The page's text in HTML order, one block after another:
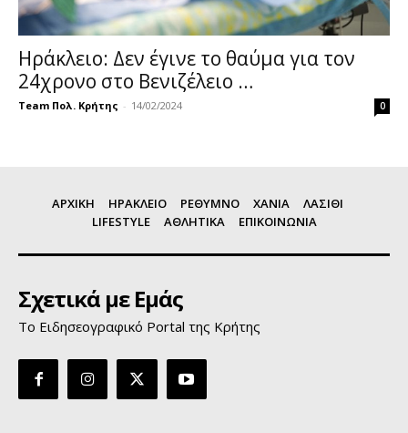
Ηράκλειο: Δεν έγινε το θαύμα για τον
24χρονο στο Βενιζέλειο …
Team Πολ. Κρήτης - 14/02/2024 0
ΑΡΧΙΚΗ ΗΡΑΚΛΕΙΟ ΡΕΘΥΜΝΟ ΧΑΝΙΑ
ΛΑΣΙΘΙ
LIFESTYLE
ΑΘΛΗΤΙΚΑ ΕΠΙΚΟΙΝΩΝΙΑ
Σχετικά με Εμάς
Το Ειδησεογραφικό Portal της Κρήτης